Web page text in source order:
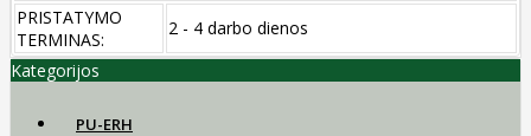
PRISTATYMO
TERMINAS:
2 - 4 darbo dienos
Kategorijos
PU-ERH